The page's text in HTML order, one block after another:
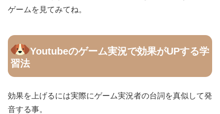
ゲームを見てみてね。
Youtubeのゲーム実況で効果がUPする学
習法
効果を上げるには実際にゲーム実況者の台詞を真似して発
音する事。